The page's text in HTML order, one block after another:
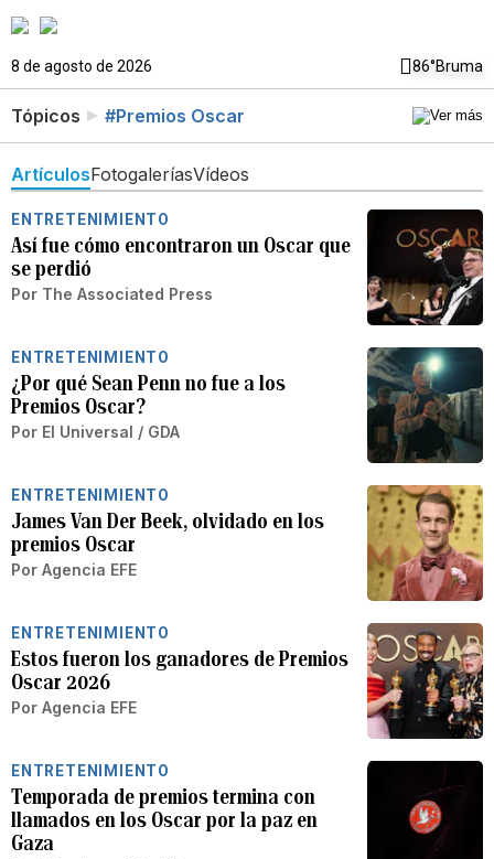
8 de agosto de 2026 86°Bruma
Tópicos #Premios Oscar
ArtículosFotogaleríasVídeos
ENTRETENIMIENTO
Así fue cómo encontraron un Oscar que
se perdió
Por The Associated Press
ENTRETENIMIENTO
¿Por qué Sean Penn no fue a los
Premios Oscar?
Por El Universal / GDA
ENTRETENIMIENTO
James Van Der Beek, olvidado en los
premios Oscar
Por Agencia EFE
ENTRETENIMIENTO
Estos fueron los ganadores de Premios
Oscar 2026
Por Agencia EFE
ENTRETENIMIENTO
Temporada de premios termina con
llamados en los Oscar por la paz en
Gaza